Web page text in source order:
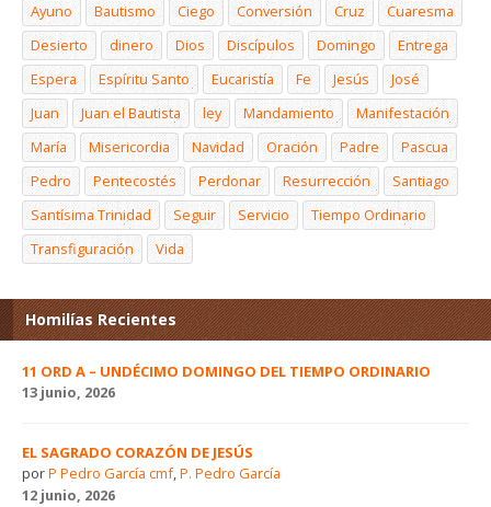
Ayuno
Bautismo Ciego Conversión Cruz
Cuaresma
Desierto
dinero Dios Discípulos Domingo
Entrega
Espera
Espíritu Santo Eucaristía Fe Jesús
José
Juan
Juan el Bautista ley Mandamiento
Manifestación
María
Misericordia Navidad Oración Padre
Pascua
Pedro
Pentecostés Perdonar Resurrección
Santiago
Santísima Trinidad
Seguir Servicio
Tiempo Ordinario
Transfiguración
Vida
Homilías Recientes
11 ORD A – UNDÉCIMO DOMINGO DEL TIEMPO ORDINARIO
13 junio, 2026
EL SAGRADO CORAZÓN DE JESÚS
porP Pedro García cmf,P. Pedro García
12 junio, 2026